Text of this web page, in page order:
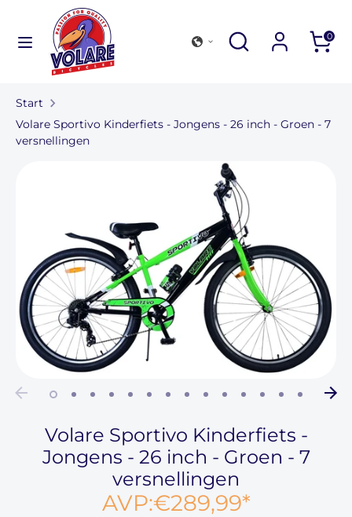
Zoeken
Zoek
in
onze
winkel
0
Zoeken
Zoek
onze
winkel
Start
Volare Sportivo Kinderfiets - Jongens - 26 inch - Groen - 7
versnellingen
Volare Sportivo Kinderfiets -
Jongens - 26 inch - Groen - 7
versnellingen
AVP:€289,99*